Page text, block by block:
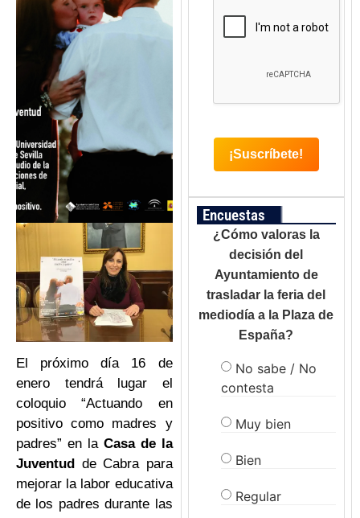
El próximo día 16 de
enero tendrá lugar el
coloquio “Actuando en
positivo como madres y
padres” en la Casa de la
Juventud
de Cabra para
mejorar la labor educativa
de los padres durante las
Encuestas
¿Cómo valoras la
decisión del
Ayuntamiento de
trasladar la feria del
mediodía a la Plaza de
España?
No sabe / No
contesta
Muy bien
Bien
Regular